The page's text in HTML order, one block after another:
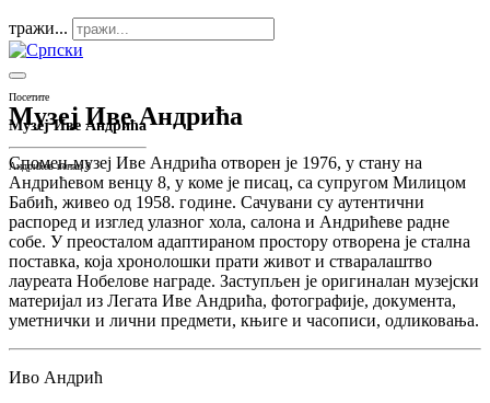
тражи...
Посетите
Музеј Иве Андрића
Андрићев венац 8
Музеј Иве Андрића
Спомен-музеј Иве Андрића отворен је 1976, у стану на
Андрићевом венцу 8, у коме је писац, са супругом Милицом
Бабић, живео од 1958. године. Сачувани су аутентични
распоред и изглед улазног хола, салона и Андрићеве радне
собе. У преосталом адаптираном простору отворена је стална
поставка, која хронолошки прати живот и стваралаштво
лауреата Нобелове награде. Заступљен је оригиналан музејски
материјал из Легата Иве Андрића, фотографије, документа,
уметнички и лични предмети, књиге и часописи, одликовања.
Иво Андрић